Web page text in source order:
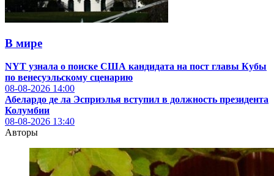
В мире
NYT узнала о поиске США кандидата на пост главы Кубы
по венесуэльскому сценарию
08-08-2026 14:00
Абелардо де ла Эсприэлья вступил в должность президента
Колумбии
08-08-2026 13:40
Авторы